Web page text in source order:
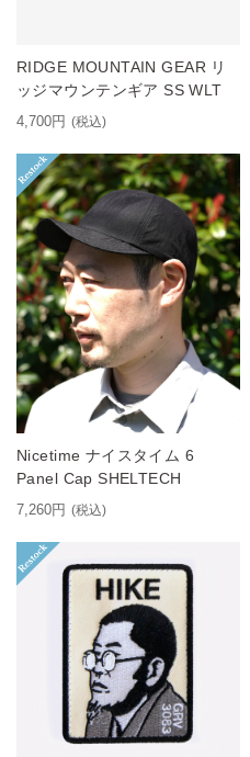
RIDGE MOUNTAIN GEAR リ
ッジマウンテンギア SS WLT
4,700円 (税込)
Nicetime ナイスタイム 6
Panel Cap SHELTECH
7,260円 (税込)